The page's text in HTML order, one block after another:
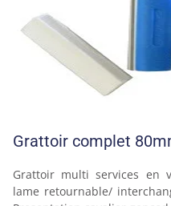
Grattoir complet
Grattoir multi services en
lame retournable/